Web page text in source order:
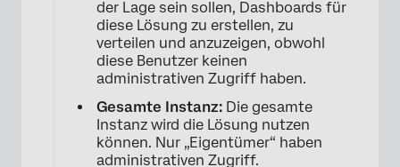
×
der Lage sein sollen, Dashboards für
diese Lösung zu erstellen, zu
verteilen und anzuzeigen, obwohl
diese Benutzer keinen
administrativen Zugriff haben.
Gesamte Instanz: Die gesamte
Instanz wird die Lösung nutzen
können. Nur „Eigentümer“ haben
administrativen Zugriff.